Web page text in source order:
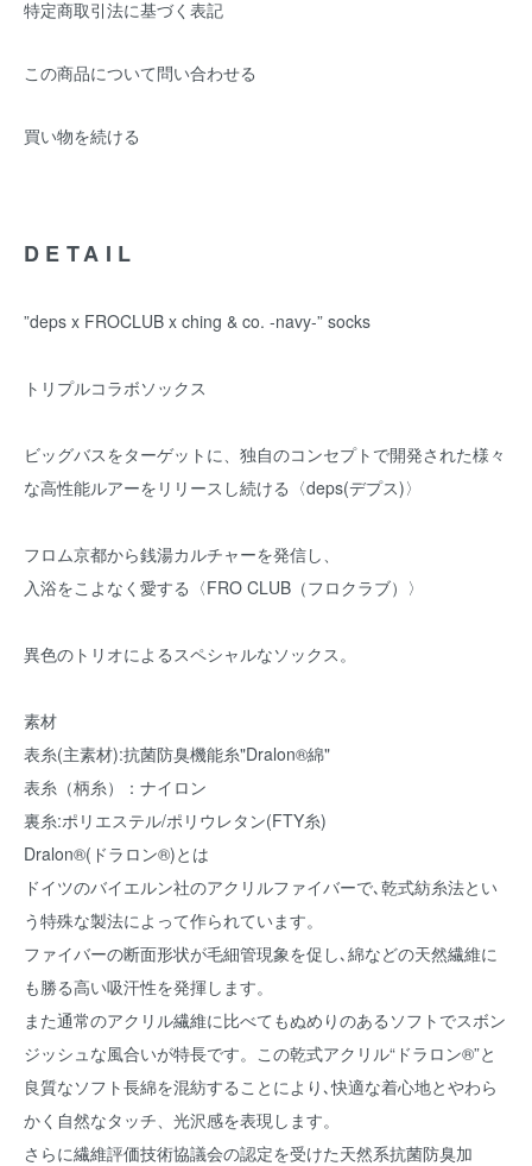
特定商取引法に基づく表記
この商品について問い合わせる
買い物を続ける
DETAIL
”deps x FROCLUB x ching & co. -navy-” socks
トリプルコラボソックス
ビッグバスをターゲットに、独自のコンセプトで開発された様々
な高性能ルアーをリリースし続ける〈deps(デプス)〉
フロム京都から銭湯カルチャーを発信し、
入浴をこよなく愛する〈FRO CLUB（フロクラブ）〉
異色のトリオによるスペシャルなソックス。
素材
表糸(主素材):抗菌防臭機能糸"Dralon®︎綿"
表糸（柄糸）：ナイロン
裏糸:ポリエステル/ポリウレタン(FTY糸)
Dralon®︎(ドラロン®︎)とは
ドイツのバイエルン社のアクリルファイバーで､乾式紡糸法とい
う特殊な製法によって作られています。
ファイバーの断面形状が毛細管現象を促し､綿などの天然繊維に
も勝る高い吸汗性を発揮します。
また通常のアクリル繊維に比べてもぬめりのあるソフトでスボン
ジッシュな風合いが特長です。この乾式アクリル“ドラロン®”と
良質なソフト長綿を混紡することにより､快適な着心地とやわら
かく自然なタッチ、光沢感を表現します。
さらに繊維評価技術協議会の認定を受けた天然系抗菌防臭加